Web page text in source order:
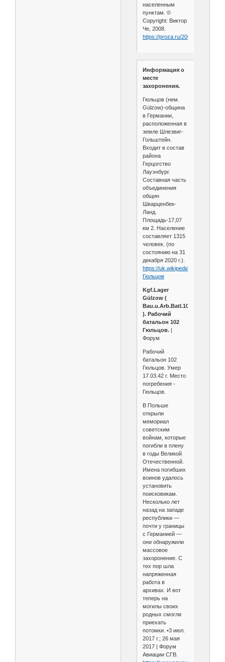
населенным
пунктам. ©
Copyright: Виктор
Че, 2008.
https://proza.ru/2008/04/03/67
Информация о
месте
захоронения.
Гюльцов (нем.
Gülzow)-община
в Германии,
расположенная в
земле Шлезвиг-
Гольштейн.
Входит в состав
района
Герцогство
Лауэнбург.
Составная часть
объединения
общин
Шварценбек-
Ланд.
Площадь-17,07
км 2. Население
составляет 1315
человек. (по
состоянию на 31
декабря 2020 г.).
https://uk.wikipedia.org/wiki/
Гюльцов
Kgf.Lager
Gülzow (
Bau.u.Arb.Batl.102/2
). Рабочий
батальон 102
Гюльцов.|
Форум
Рабочий
батальон 102
Гюльцов. Умер
17.03.42 г. Место
погребения -
Гюльцов.
В Польше
открыли
мемориал
советским
войнам, которые
погибли в плену
в годы Великой
Отечественной.
Имена погибших
воинов удалось
установить
поисковикам.
Несколько лет
назад на западе
республики —
почти у границы
с Германией —
они обнаружили
массовое
захоронение. С
тех пор шла
напряженная
работа в
архивах. И вот
теперь на
могилы своих
родных смогли
приехать
потомки. •3 июл.
2017 г.; 26 мая
2017 | Форум
Авиации СГВ.